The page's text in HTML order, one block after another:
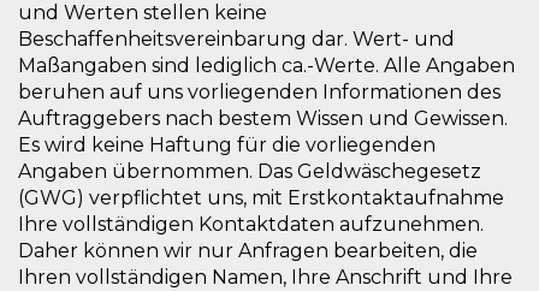
und Werten stellen keine
Beschaffenheitsvereinbarung dar. Wert- und
Maßangaben sind lediglich ca.-Werte. Alle Angaben
beruhen auf uns vorliegenden Informationen des
Auftraggebers nach bestem Wissen und Gewissen.
Es wird keine Haftung für die vorliegenden
Angaben übernommen. Das Geldwäschegesetz
(GWG) verpflichtet uns, mit Erstkontaktaufnahme
Ihre vollständigen Kontaktdaten aufzunehmen.
Daher können wir nur Anfragen bearbeiten, die
Ihren vollständigen Namen, Ihre Anschrift und Ihre